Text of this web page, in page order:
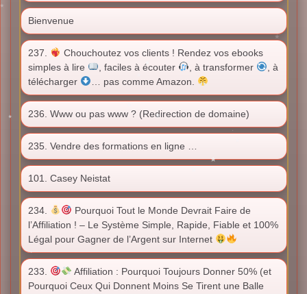
Bienvenue
237.
Chouchoutez vos clients ! Rendez vos ebooks
simples à lire
, faciles à écouter , à transformer
, à
télécharger
… pas comme Amazon.
236. Www ou pas www ? (Redirection de domaine)
235. Vendre des formations en ligne …
101. Casey Neistat
234.
Pourquoi Tout le Monde Devrait Faire de
l’Affiliation ! – Le Système Simple, Rapide, Fiable et 100%
Légal pour Gagner de l’Argent sur Internet
233.
Affiliation : Pourquoi Toujours Donner 50% (et
Pourquoi Ceux Qui Donnent Moins Se Tirent une Balle